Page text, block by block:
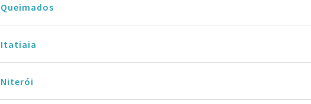
Queimados
Itatiaia
Niterói